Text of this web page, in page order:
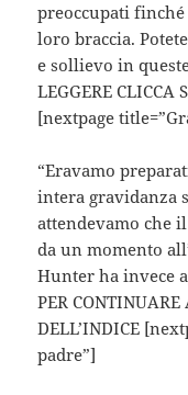
preoccupati finché
loro braccia.
e sollievo in
LEGGERE CLICCA
[nextpage
“Eravamo
intera gravidanza
attendevamo che
da un momento
Hunter ha invece
PER CONTINUARE
DELL’INDICE
padre”]